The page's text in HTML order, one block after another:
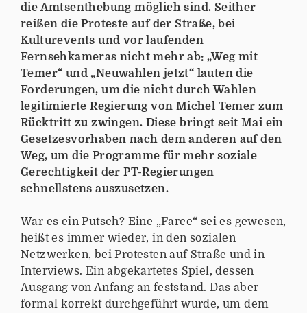
die Amtsenthebung möglich sind. Seither
reißen die Proteste auf der Straße, bei
Kulturevents und vor laufenden
Fernsehkameras nicht mehr ab: „Weg mit
Temer“ und „Neuwahlen jetzt“ lauten die
Forderungen, um die nicht durch Wahlen
legitimierte Regierung von Michel Temer zum
Rücktritt zu zwingen. Diese bringt seit Mai ein
Gesetzesvorhaben nach dem anderen auf den
Weg, um die Programme für mehr soziale
Gerechtigkeit der PT-Regierungen
schnellstens auszusetzen.
War es ein Putsch? Eine „Farce“ sei es gewesen,
heißt es immer wieder, in den sozialen
Netzwerken, bei Protesten auf Straße und in
Interviews. Ein abgekartetes Spiel, dessen
Ausgang von Anfang an feststand. Das aber
formal korrekt durchgeführt wurde, um dem